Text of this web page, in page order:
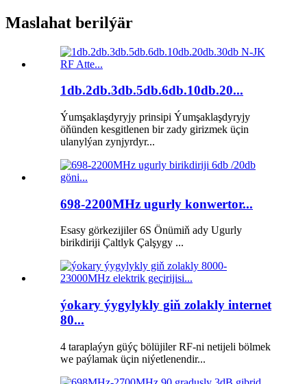
Maslahat berilýär
1db.2db.3db.5db.6db.10db.20...
Ýumşaklaşdyryjy prinsipi Ýumşaklaşdyryjy
öňünden kesgitlenen bir zady girizmek üçin
ulanylýan zynjyrdyr...
698-2200MHz ugurly konwertor...
Esasy görkezijiler 6S Önümiň ady Ugurly
birikdiriji Çaltlyk Çalşygy ...
ýokary ýygylykly giň zolakly internet
80...
4 taraplaýyn güýç bölüjiler RF-ni netijeli bölmek
we paýlamak üçin niýetlenendir...